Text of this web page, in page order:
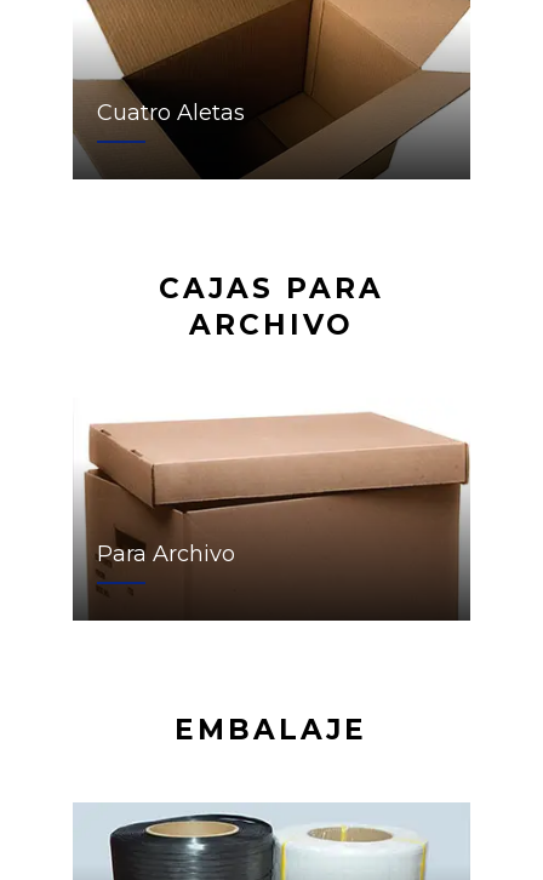
Cuatro Aletas
CAJAS PARA
ARCHIVO
Para Archivo
EMBALAJE